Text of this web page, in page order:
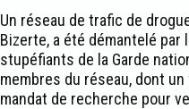
Un réseau de trafic de
Bizerte, a été démantelé par
stupéfiants de la Garde
membres du réseau, dont un
mandat de recherche pour